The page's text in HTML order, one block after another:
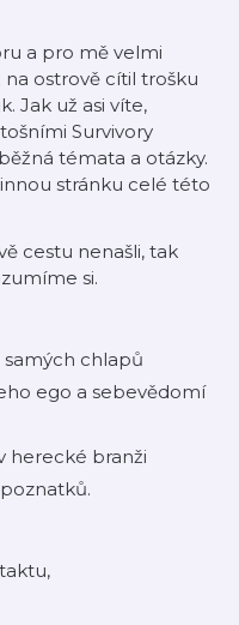
a pro mě velmi
na ostrově cítil trošku
Jak už asi víte,
Survivory
témata a otázky.
stránku celé této
cestu nenašli, tak
si.
chlapů
ego a sebevědomí
herecké branži